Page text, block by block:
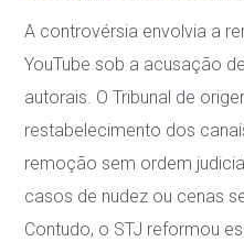
A controvérsia envolvia a
YouTube sob a acusação
autorais. O Tribunal de
restabelecimento dos
remoção sem ordem
casos de nudez ou cenas
Contudo, o STJ reformou